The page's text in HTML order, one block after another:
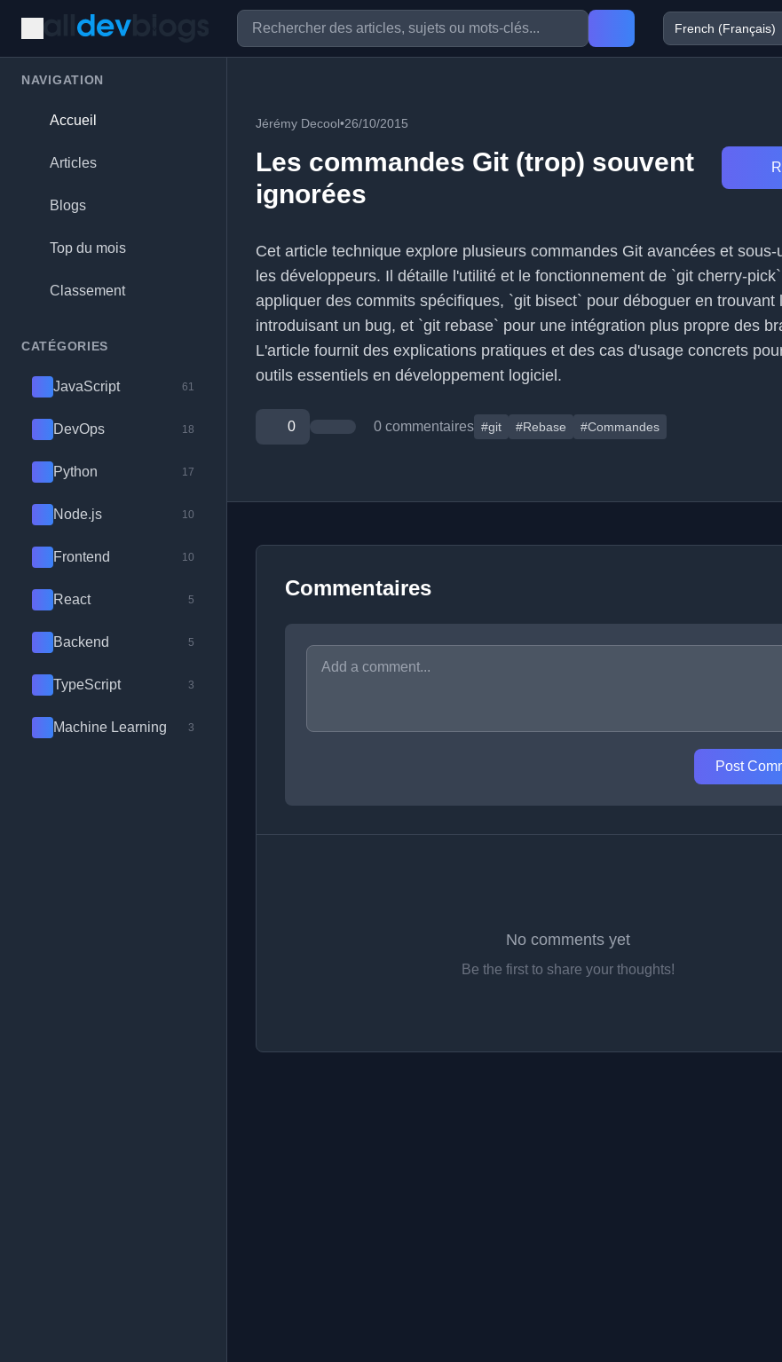
NAVIGATION
Accueil
Articles
Blogs
Top du mois
Classement
CATÉGORIES
JavaScript 61
DevOps 18
Python 17
Node.js 10
Frontend 10
React 5
Backend 5
TypeScript 3
Machine Learning 3
Jérémy Decool•26/10/2015
Les commandes Git (trop) souvent
ignorées
Cet article technique explore plusieurs commandes Git avancées et sous-
les développeurs. Il détaille l'utilité et le fonctionnement de `git cherry-
appliquer des commits spécifiques, `git bisect` pour déboguer en trouvant
introduisant un bug, et `git rebase` pour une intégration plus propre des
L'article fournit des explications pratiques et des cas d'usage concrets
outils essentiels en développement logiciel.
0 0 commentaires #git #Rebase #Commandes
Commentaires
Post
No comments yet
Be the first to share your thoughts!